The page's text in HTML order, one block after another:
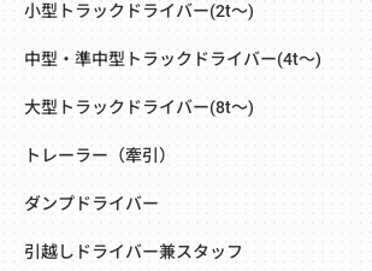
小型トラックドライバー(2t～)
中型・準中型トラックドライバー(4t～)
大型トラックドライバー(8t～)
トレーラー（牽引）
ダンプドライバー
引越しドライバー兼スタッフ